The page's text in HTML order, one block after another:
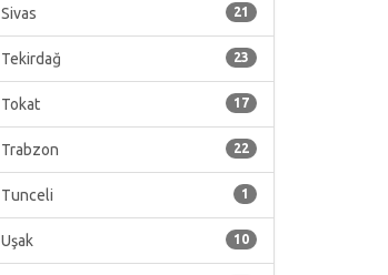
21
Sivas
23
Tekirdağ
17
Tokat
22
Trabzon
1
Tunceli
10
Uşak